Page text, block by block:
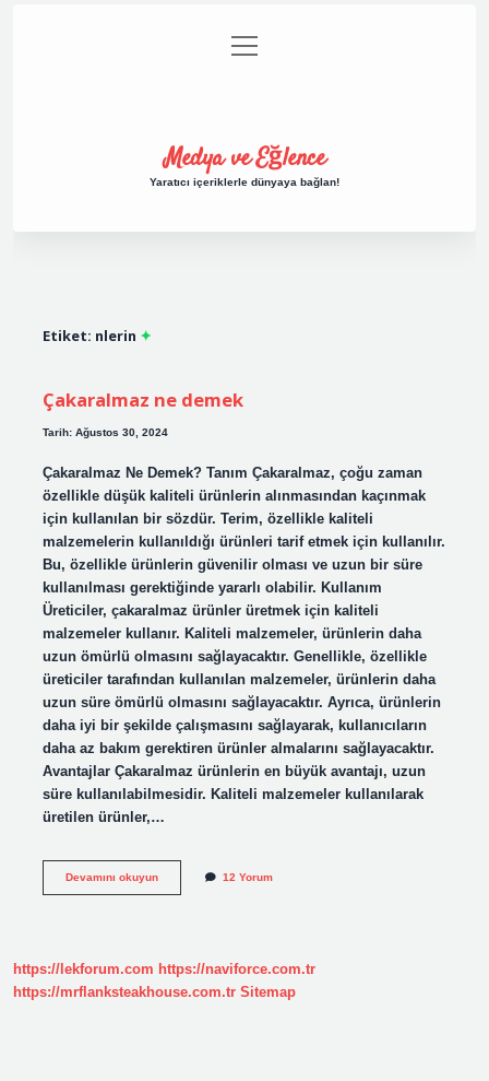
Gizlilik Politikası
menüyü
aç
Medya ve Eğlence
Yaratıcı içeriklerle dünyaya bağlan!
Etiket: nlerin
Çakaralmaz ne demek
Tarih: Ağustos 30, 2024
Çakaralmaz Ne Demek? Tanım Çakaralmaz, çoğu zaman
özellikle düşük kaliteli ürünlerin alınmasından kaçınmak
için kullanılan bir sözdür. Terim, özellikle kaliteli
malzemelerin kullanıldığı ürünleri tarif etmek için kullanılır.
Bu, özellikle ürünlerin güvenilir olması ve uzun bir süre
kullanılması gerektiğinde yararlı olabilir. Kullanım
Üreticiler, çakaralmaz ürünler üretmek için kaliteli
malzemeler kullanır. Kaliteli malzemeler, ürünlerin daha
uzun ömürlü olmasını sağlayacaktır. Genellikle, özellikle
üreticiler tarafından kullanılan malzemeler, ürünlerin daha
uzun süre ömürlü olmasını sağlayacaktır. Ayrıca, ürünlerin
daha iyi bir şekilde çalışmasını sağlayarak, kullanıcıların
daha az bakım gerektiren ürünler almalarını sağlayacaktır.
Avantajlar Çakaralmaz ürünlerin en büyük avantajı, uzun
süre kullanılabilmesidir. Kaliteli malzemeler kullanılarak
üretilen ürünler,…
Devamını okuyunÇakaralmaz 12 Yorum
https://lekforum.com https://naviforce.com.tr
https://mrflanksteakhouse.com.tr Sitemap